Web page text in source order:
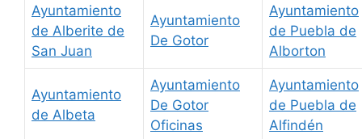
Ayuntamiento
de Alberite de
San Juan
Ayuntamiento
De Gotor
Ayuntamiento
de Puebla de
Alborton
Ayuntamiento
de Albeta
Ayuntamiento
De Gotor
Oficinas
Ayuntamiento
de Puebla de
Alfindén